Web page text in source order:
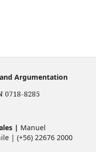
Argumentation
0718-8285
| Manuel
| (+56) 22676 2000